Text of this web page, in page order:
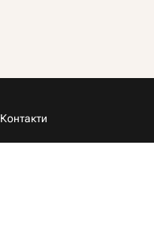
Контакти